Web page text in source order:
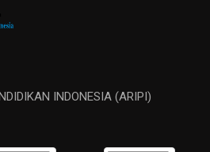
INDONESIA (ARIPI)